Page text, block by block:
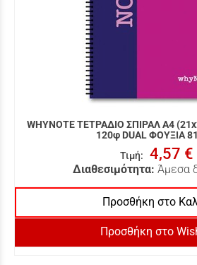
WHYNOTE ΤΕΤΡΑΔΙΟ ΣΠΙΡΑΛ Α4
120φ DUAL ΦΟΥΞΙΑ
Τιμή: 4,57 €
Διαθεσιμότητα: Άμεσα
Προσθήκη στο
Προσθήκη στο